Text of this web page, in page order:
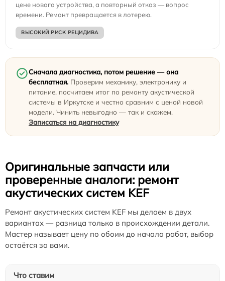
цене нового устройства, а повторный отказ — вопрос
времени. Ремонт превращается в лотерею.
ВЫСОКИЙ РИСК РЕЦИДИВА
Сначала диагностика, потом решение — она
бесплатная. Проверим механику, электронику и
питание, посчитаем итог по ремонту акустической
системы в Иркутске и честно сравним с ценой новой
модели. Чинить невыгодно — так и скажем.
Записаться на диагностику
Оригинальные запчасти или
проверенные аналоги: ремонт
акустических систем KEF
Ремонт акустических систем KEF мы делаем в двух
вариантах — разница только в происхождении детали.
Мастер называет цену по обоим до начала работ, выбор
остаётся за вами.
Что ставим